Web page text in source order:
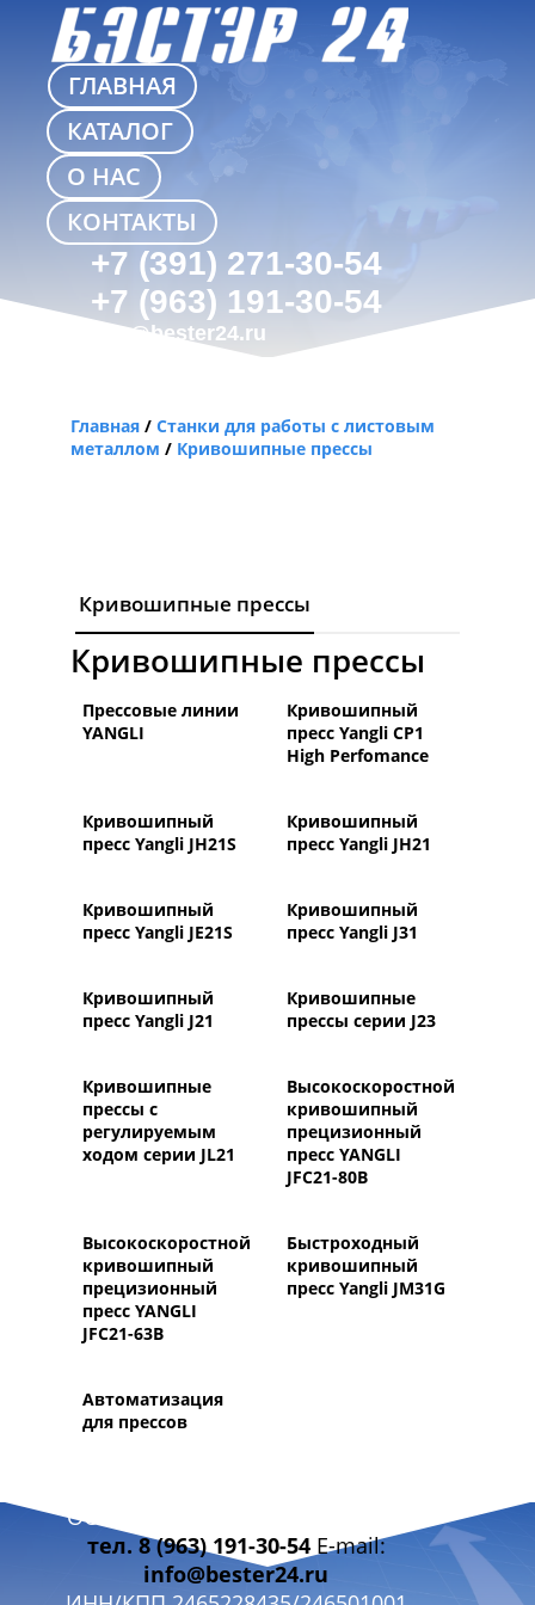
ГЛАВНАЯ
КАТАЛОГ
О НАС
КОНТАКТЫ
+7 (391) 271-30-54
+7 (963) 191-30-54
info@bester24.ru
Главная / Станки для работы с листовым
металлом / Кривошипные прессы
Кривошипные прессы
Кривошипные прессы
Прессовые линии
YANGLI
Кривошипный
пресс Yangli СP1
High Perfomance
Кривошипный
пресс Yangli JH21S
Кривошипный
пресс Yangli JH21
Кривошипный
пресс Yangli JE21S
Кривошипный
пресс Yangli J31
Кривошипный
пресс Yangli J21
Кривошипные
прессы серии J23
Кривошипные
прессы с
регулируемым
ходом серии JL21
Высокоскоростной
кривошипный
прецизионный
пресс YANGLI
JFC21-80B
Высокоскоростной
кривошипный
прецизионный
пресс YANGLI
JFC21-63B
Быстроходный
кривошипный
пресс Yangli JM31G
Автоматизация
для прессов
ООО «БЭСТЭР 24» г. Красноярск
тел. 8 (963) 191-30-54E-mail:
info@bester24.ru